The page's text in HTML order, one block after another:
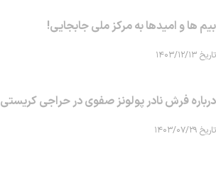
بیم ها و امیدها به مرکز ملی جابجایی!
تاریخ ۱۴۰۳/۱۲/۱۳
درباره فرش نادر پولونز صفوی در حراجی کریستی
تاریخ ۱۴۰۳/۰۷/۲۹